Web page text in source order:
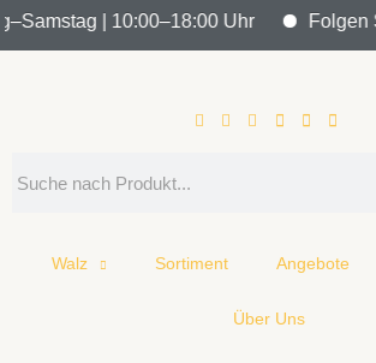
| 10:00–18:00 Uhr Folgen
Zum
Walz Sortiment Angebote
Über Uns